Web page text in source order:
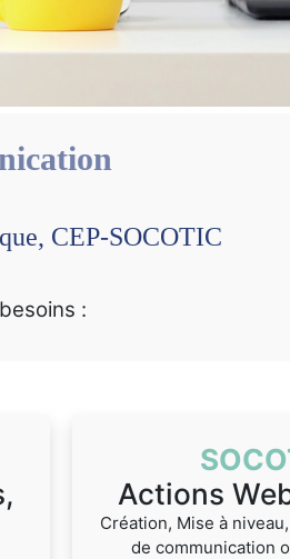
CEP-SOCOTIC
:
Actions
Création, Mise à
de communication